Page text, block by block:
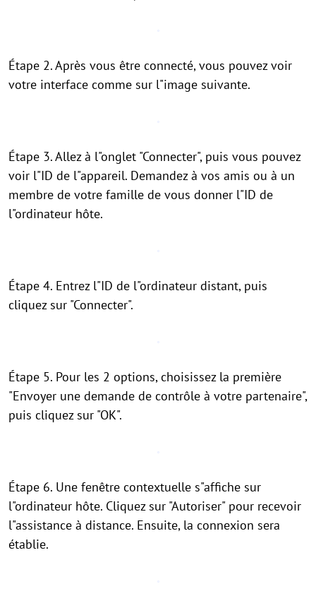
Étape 2. Après vous être connecté, vous pouvez voir
votre interface comme sur l"image suivante.
Étape 3. Allez à l"onglet "Connecter", puis vous pouvez
voir l"ID de l"appareil. Demandez à vos amis ou à un
membre de votre famille de vous donner l"ID de
l"ordinateur hôte.
Étape 4. Entrez l"ID de l"ordinateur distant, puis
cliquez sur "Connecter".
Étape 5. Pour les 2 options, choisissez la première
"Envoyer une demande de contrôle à votre partenaire",
puis cliquez sur "OK".
Étape 6. Une fenêtre contextuelle s"affiche sur
l"ordinateur hôte. Cliquez sur "Autoriser" pour recevoir
l"assistance à distance. Ensuite, la connexion sera
établie.